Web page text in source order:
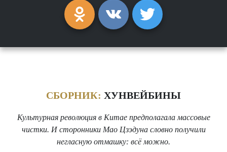
СБОРНИК: ХУНВЕЙБИНЫ
Культурная революция в Китае предполагала массовые
чистки. И сторонники Мао Цзэдуна словно получили
негласную отмашку: всё можно.